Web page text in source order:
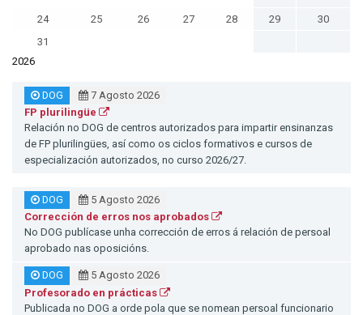
24
25 26 27 28 29
30
31
2026
DOG
7 Agosto 2026
FP plurilingüe
Relación no DOG de centros autorizados para impartir ensinanzas
de FP plurilingües, así como os ciclos formativos e cursos de
especialización autorizados, no curso 2026/27.
DOG
5 Agosto 2026
Corrección de erros nos aprobados
No DOG publícase unha corrección de erros á relación de persoal
aprobado nas oposicións.
DOG
5 Agosto 2026
Profesorado en prácticas
Publicada no DOG a orde pola que se nomean persoal funcionario